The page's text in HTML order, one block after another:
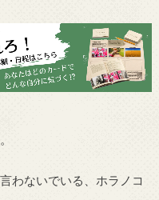
わないでいる、ホラノコ